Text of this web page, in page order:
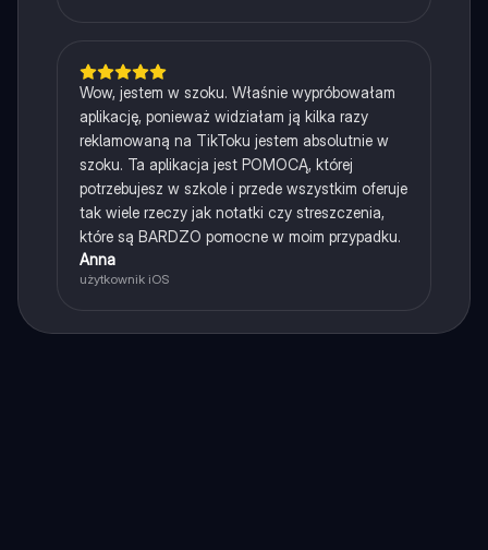
Wow, jestem w szoku. Właśnie wypróbowałam
aplikację, ponieważ widziałam ją kilka razy
reklamowaną na TikToku jestem absolutnie w
szoku. Ta aplikacja jest POMOCĄ, której
potrzebujesz w szkole i przede wszystkim oferuje
tak wiele rzeczy jak notatki czy streszczenia,
które są BARDZO pomocne w moim przypadku.
Anna
użytkownik iOS